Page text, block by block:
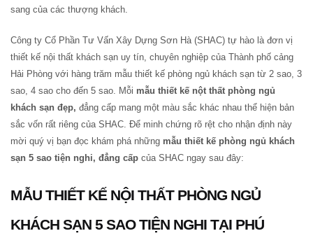
sang của các thượng khách.
Công ty Cổ Phần Tư Vấn Xây Dựng Sơn Hà (SHAC) tự hào là đơn vị
thiết kế nội thất khách sạn uy tín, chuyên nghiệp của Thành phố cảng
Hải Phòng với hàng trăm mẫu thiết kế phòng ngủ khách sạn từ 2 sao, 3
sao, 4 sao cho đến 5 sao. Mỗi mẫu thiết kế nột thất phòng ngủ
khách sạn đẹp, đẳng cấp mang một màu sắc khác nhau thể hiện bản
sắc vốn rất riêng của SHAC. Để minh chứng rõ rệt cho nhận định này
mời quý vị bạn đọc khám phá những mẫu thiết kế phòng ngủ khách
sạn 5 sao tiện nghi, đẳng cấp của SHAC ngay sau đây:
MẪU THIẾT KẾ NỘI THẤT PHÒNG NGỦ
KHÁCH SẠN 5 SAO TIỆN NGHI TẠI PHÚ